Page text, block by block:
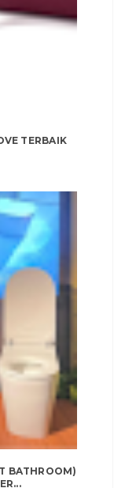
TERBAIK
BATHROOM)